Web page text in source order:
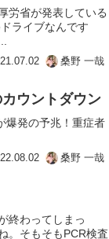
労省が発表している
ライブなんです
桑野 一哉
ウントダウン
爆発の予兆！重症者
桑野 一哉
終わってしまっ
。そもそもPCR検査